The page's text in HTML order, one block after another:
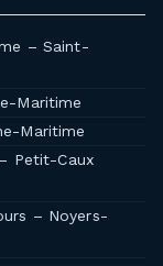
– Saint-
Maritime
Maritime
Petit-Caux
– Noyers-